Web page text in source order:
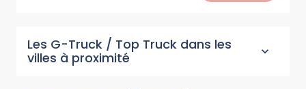
Les G-Truck / Top Truck dans les
villes à proximité